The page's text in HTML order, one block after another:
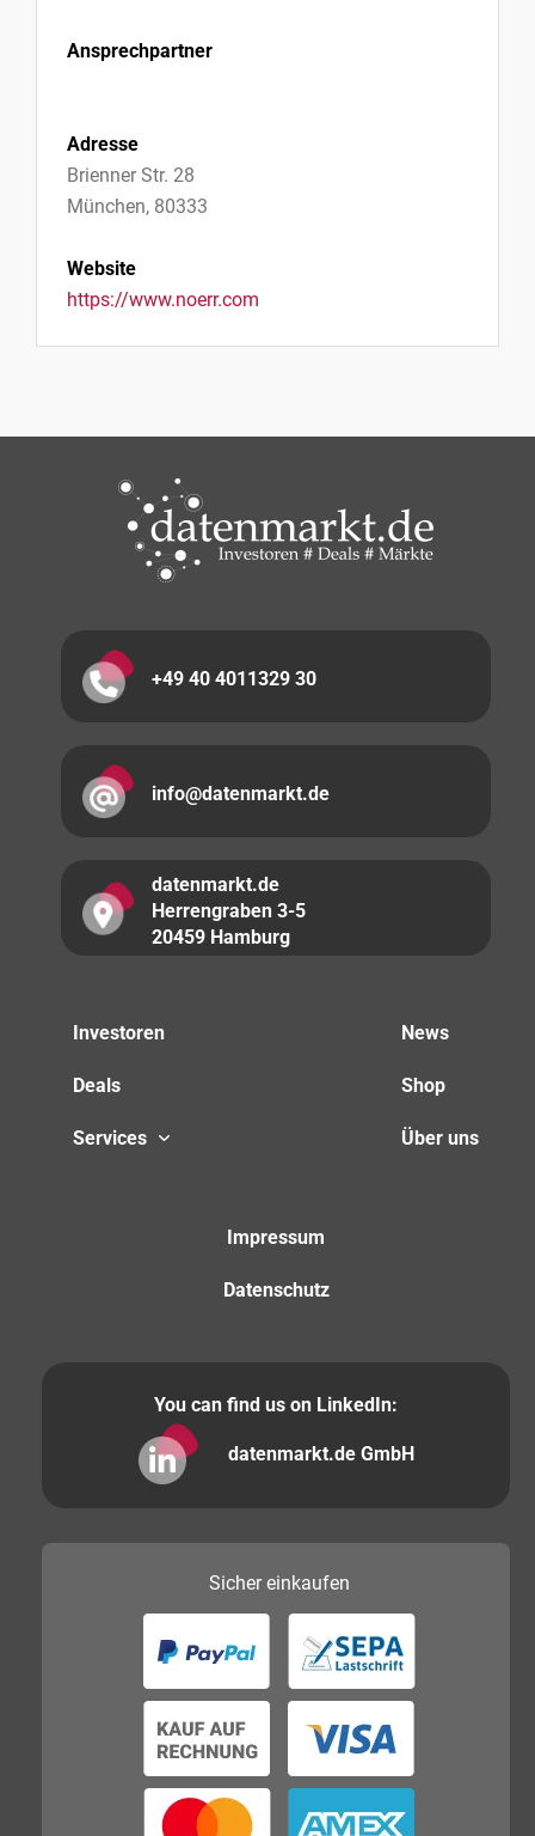
Ansprechpartner
Adresse
Brienner Str. 28
München, 80333
Website
https://www.noerr.com
+49 40 4011329 30
info@datenmarkt.de
datenmarkt.de
Herrengraben 3-5
20459 Hamburg
Investoren
Deals
Services
News
Shop
Über uns
Impressum
Datenschutz
You can find us on LinkedIn:
datenmarkt.de GmbH
Sichereinkaufen